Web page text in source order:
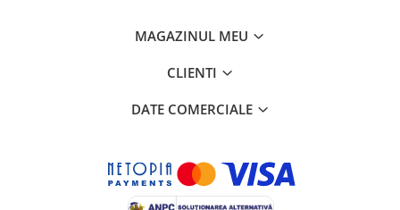
MAGAZINUL MEU
CLIENTI
DATE COMERCIALE